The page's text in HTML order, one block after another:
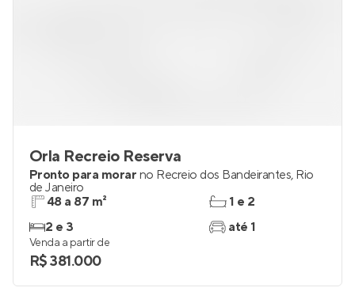
Orla Recreio Reserva
Pronto para morar no Recreio dos Bandeirantes, Rio
de Janeiro
48 a 87 m²
2 e 3
1 e 2
até 1
Venda a partir de
R$ 381.000